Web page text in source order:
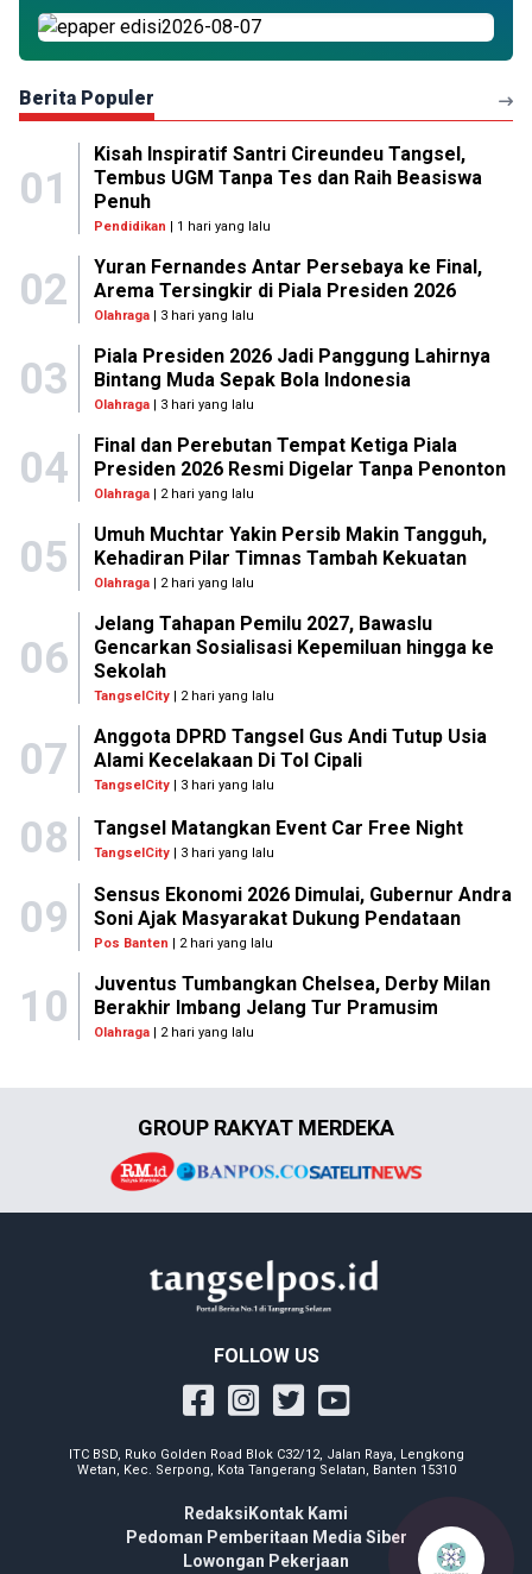
Berita Populer
01
Kisah Inspiratif Santri Cireundeu Tangsel,
Tembus UGM Tanpa Tes dan Raih Beasiswa
Penuh
Pendidikan | 1 hari yang lalu
02
Yuran Fernandes Antar Persebaya ke Final,
Arema Tersingkir di Piala Presiden 2026
Olahraga| 3 hari yang lalu
03
Piala Presiden 2026 Jadi Panggung Lahirnya
Bintang Muda Sepak Bola Indonesia
Olahraga| 3 hari yang lalu
04
Final dan Perebutan Tempat Ketiga Piala
Presiden 2026 Resmi Digelar Tanpa Penonton
Olahraga| 2 hari yang lalu
05
Umuh Muchtar Yakin Persib Makin Tangguh,
Kehadiran Pilar Timnas Tambah Kekuatan
Olahraga| 2 hari yang lalu
06
Jelang Tahapan Pemilu 2027, Bawaslu
Gencarkan Sosialisasi Kepemiluan hingga ke
Sekolah
TangselCity| 2 hari yang lalu
07
Anggota DPRD Tangsel Gus Andi Tutup Usia
Alami Kecelakaan Di Tol Cipali
TangselCity| 3 hari yang lalu
08 Tangsel Matangkan Event Car Free Night
TangselCity | 3 hari yang lalu
09
Sensus Ekonomi 2026 Dimulai, Gubernur Andra
Soni Ajak Masyarakat Dukung Pendataan
Pos Banten | 2 hari yang lalu
10
Juventus Tumbangkan Chelsea, Derby Milan
Berakhir Imbang Jelang Tur Pramusim
Olahraga| 2 hari yang lalu
GROUP RAKYAT MERDEKA
FOLLOW US
ITC BSD, Ruko Golden Road Blok C32/12, Jalan Raya, Lengkong
Wetan, Kec. Serpong, Kota Tangerang Selatan, Banten 15310
Redaksi Kontak Kami
Pedoman Pemberitaan Media Siber
Lowongan Pekerjaan